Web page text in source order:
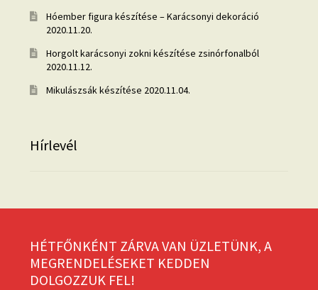
Hóember figura készítése – Karácsonyi dekoráció
2020.11.20.
Horgolt karácsonyi zokni készítése zsinórfonalból
2020.11.12.
Mikulászsák készítése 2020.11.04.
Hírlevél
HÉTFŐNKÉNT ZÁRVA VAN ÜZLETÜNK, A
MEGRENDELÉSEKET KEDDEN
DOLGOZZUK FEL!